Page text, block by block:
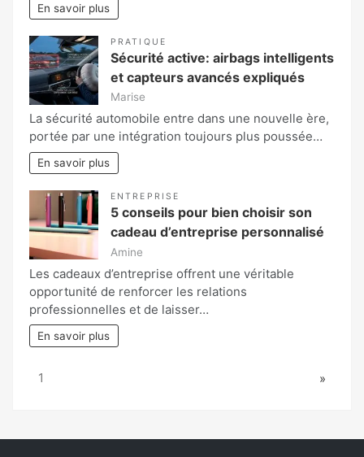
En savoir plus
PRATIQUE
Sécurité active: airbags intelligents
et capteurs avancés expliqués
Marise
La sécurité automobile entre dans une nouvelle ère,
portée par une intégration toujours plus poussée…
En savoir plus
ENTREPRISE
5 conseils pour bien choisir son
cadeau d’entreprise personnalisé
Amine
Les cadeaux d’entreprise offrent une véritable
opportunité de renforcer les relations
professionnelles et de laisser…
En savoir plus
Page:
1 Next
»